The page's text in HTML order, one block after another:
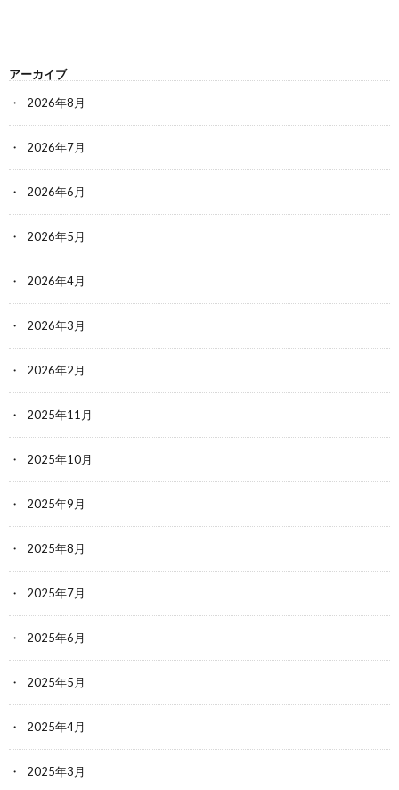
アーカイブ
2026年8月
2026年7月
2026年6月
2026年5月
2026年4月
2026年3月
2026年2月
2025年11月
2025年10月
2025年9月
2025年8月
2025年7月
2025年6月
2025年5月
2025年4月
2025年3月